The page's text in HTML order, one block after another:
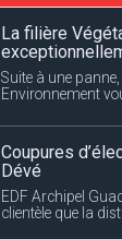
La filière
Suite à une
Environnement
Coupures
Dévé
EDF Archipel
clientèle que la